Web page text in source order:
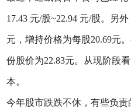
17.43 元/股~22.94 元/股。另
元，增持价格为每股20.69元
份股价为22.83元。从现阶段
本。
今年股市跌跌不休，有些负责